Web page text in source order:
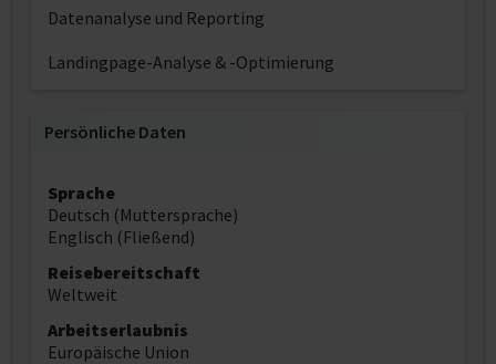
Datenanalyse und Reporting
Landingpage-Analyse & -Optimierung
Persönliche Daten
Sprache
Deutsch (Muttersprache)
Englisch (Fließend)
Reisebereitschaft
Weltweit
Arbeitserlaubnis
Europäische Union